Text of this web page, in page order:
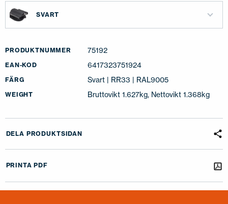
SVART
PRODUKTNUMMER 75192
EAN-KOD 6417323751924
FÄRG Svart | RR33 | RAL9005
WEIGHT Bruttovikt 1.627kg, Nettovikt 1.368kg
DELA PRODUKTSIDAN
PRINTA PDF